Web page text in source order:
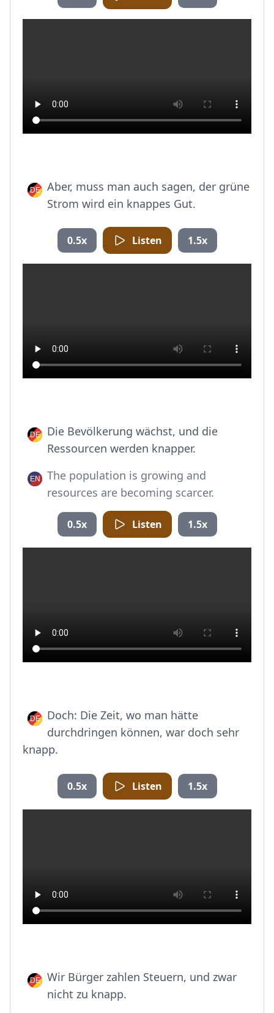
Aber, muss man auch sagen, der grüne
Strom wird ein knappes Gut.
0.5x Listen 1.5x
Die Bevölkerung wächst, und die
Ressourcen werden knapper.
The population is growing and
resources are becoming scarcer.
0.5x Listen 1.5x
Doch: Die Zeit, wo man hätte
durchdringen können, war doch sehr
knapp.
0.5x Listen 1.5x
Wir Bürger zahlen Steuern, und zwar
nicht zu knapp.